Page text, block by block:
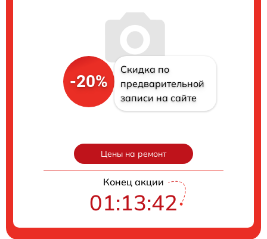
-20%
Скидка по
предварительной
записи на сайте
Цены на ремонт
Конец акции
01:13:41